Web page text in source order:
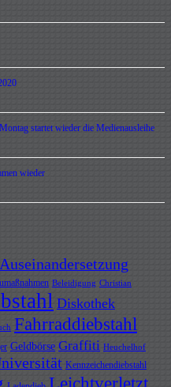
startet wieder die Medienausleihe
wieder
Auseinandersetzung
Beleidigung Christian
Diskothek
Fahrraddiebstahl
Geldbörse Graffiti Heuchelhof
Kennzeichendiebstahl
Leichtverletzt